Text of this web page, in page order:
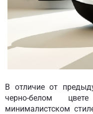
В отличие от
черно-белом
минималистском